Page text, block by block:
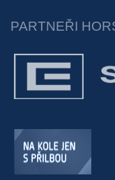
PARTNEŘI